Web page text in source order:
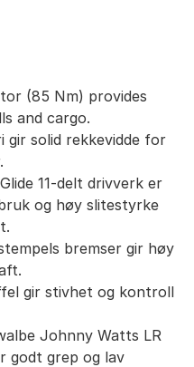
11-50T 11-delt for
Connection for
Tubeless ready, 29
og stabilitet.
LR 60-622 med
styre med integrert
sal, OC Mountain
funksjon, og VP-
(85 Nm) provides
and cargo.
solid rekkevidde for
11-delt drivverk er
og høy slitestyrke
bremser gir høy
gir stivhet og kontroll
Johnny Watts LR
godt grep og lav